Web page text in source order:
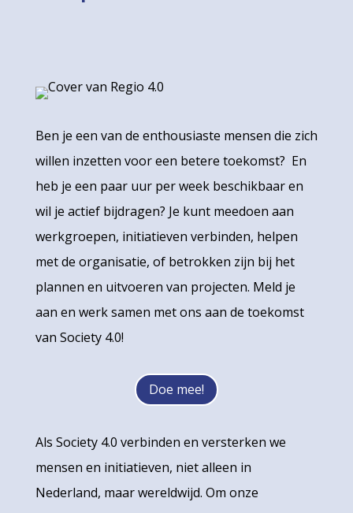
Ben je een van de enthousiaste mensen die zich
willen inzetten voor een betere toekomst? En
heb je een paar uur per week beschikbaar en
wil je actief bijdragen? Je kunt meedoen aan
werkgroepen, initiatieven verbinden, helpen
met de organisatie, of betrokken zijn bij het
plannen en uitvoeren van projecten. Meld je
aan en werk samen met ons aan de toekomst
van Society 4.0!
Doe mee!
Als Society 4.0 verbinden en versterken we
mensen en initiatieven, niet alleen in
Nederland, maar wereldwijd. Om onze